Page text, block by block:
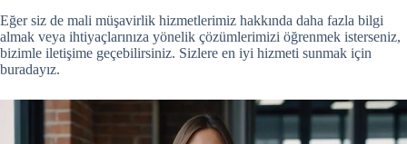
Eğer siz de mali müşavirlik hizmetlerimiz hakkında daha fazla bilgi
almak veya ihtiyaçlarınıza yönelik çözümlerimizi öğrenmek isterseniz,
bizimle iletişime geçebilirsiniz. Sizlere en iyi hizmeti sunmak için
buradayız.